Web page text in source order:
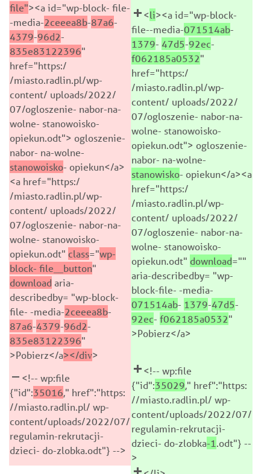
file"><a id="wp-block- file-
-media-2ceeea8b-87a6-
4379-96d2-
835e83122396"
href="https:/
/miasto.radlin.pl/wp-
content/ uploads/2022/
07/ogloszenie- nabor-na-
wolne- stanowoisko-
opiekun.odt"> ogloszenie-
nabor- na-wolne-
stanowoisko- opiekun</a>
<a href="https:/
/miasto.radlin.pl/wp-
content/ uploads/2022/
07/ogloszenie- nabor-na-
wolne- stanowoisko-
opiekun.odt" class="wp-
block- file__button"
download aria-
describedby= "wp-block-
file- -media-2ceeea8b-
87a6-4379-96d2-
835e83122396"
>Pobierz</a></div>
<li><a id="wp-block-
file--media-071514ab-
1379- 47d5-92ec-
f062185a0532"
href="https:/
/miasto.radlin.pl/wp-
content/ uploads/2022/
07/ogloszenie- nabor-na-
wolne- stanowoisko-
opiekun.odt"> ogloszenie-
nabor- na-wolne-
stanowisko- opiekun</a><a
href="https:/
/miasto.radlin.pl/wp-
content/ uploads/2022/
07/ogloszenie- nabor-na-
wolne- stanowoisko-
opiekun.odt" download=""
aria-describedby= "wp-
block-file- -media-
071514ab- 1379-47d5-
92ec- f062185a0532"
>Pobierz</a>
<!-- wp:file
{"id":35016," href":"https:
//miasto.radlin.pl/ wp-
content/uploads/2022/07/
regulamin-rekrutacji-
dzieci- do-zlobka.odt"} -->
<!-- wp:file
{"id":35029," href":"https:
//miasto.radlin.pl/ wp-
content/uploads/2022/07/
regulamin-rekrutacji-
dzieci- do-zlobka-1 .odt"} --
>